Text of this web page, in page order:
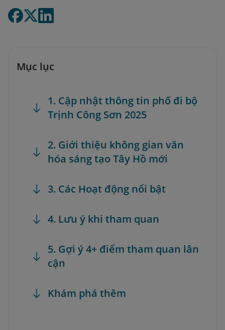
Mục lục
1. Cập nhật thông tin phố đi bộ
Trịnh Công Sơn 2025
2. Giới thiệu không gian văn
hóa sáng tạo Tây Hồ mới
3. Các Hoạt động nổi bật
4. Lưu ý khi tham quan
5. Gợi ý 4+ điểm tham quan lân
cận
Khám phá thêm